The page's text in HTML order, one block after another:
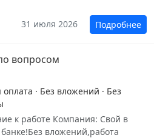
31 июля 2026
Подробнее
вопросом
· Без вложений · Без
к работе Компания: Свой в
вложений,работа